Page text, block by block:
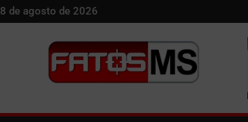
8 de agosto de 2026